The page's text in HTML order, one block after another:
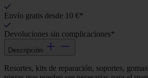
Envío gratis desde 10 €*
Devoluciones sin complicaciones*
Descripción
Resortes, kits de reparación, soportes,